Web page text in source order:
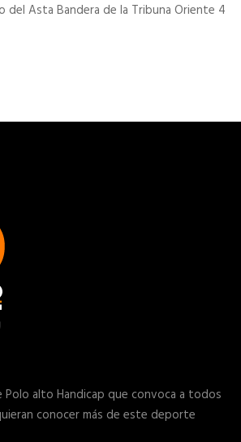
del Asta Bandera de la Tribuna Oriente 4
alto Handicap que convoca a todos
conocer más de este deporte